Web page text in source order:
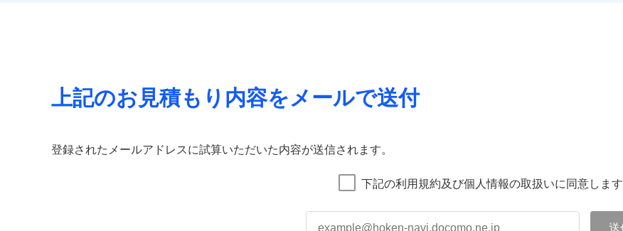
上記のお見積もり内容をメールで送付
登録されたメールアドレスに試算いただいた内容が送信されます。
下記の利用規約及び個人情報の取扱いに同意します